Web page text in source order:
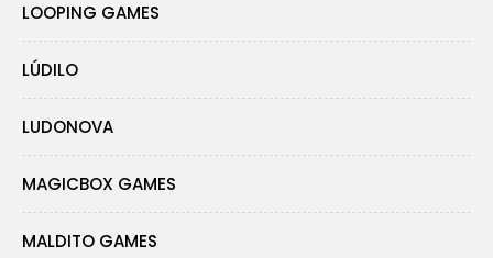
LOOPING GAMES
LÚDILO
LUDONOVA
MAGICBOX GAMES
MALDITO GAMES